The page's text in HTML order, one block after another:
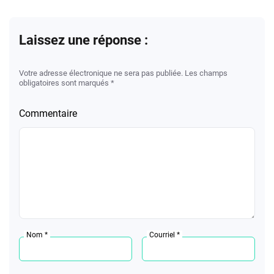
Laissez une réponse :
Votre adresse électronique ne sera pas publiée. Les champs
obligatoires sont marqués *
Commentaire
Nom * Courriel *